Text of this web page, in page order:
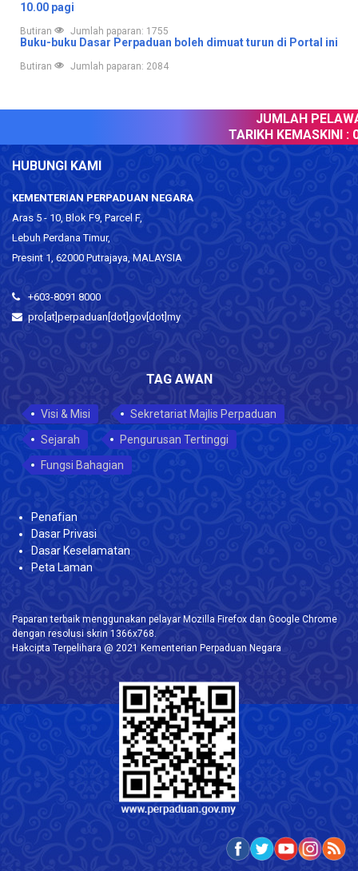
10.00 pagi
Butiran Jumlah paparan: 1755
Buku-buku Dasar Perpaduan boleh dimuat turun di Portal ini
Butiran Jumlah paparan: 2084
JUMLAH
TARIKH KEMASKINI :
HUBUNGI KAMI
KEMENTERIAN PERPADUAN NEGARA
Aras 5 - 10, Blok F9, Parcel F,
Lebuh Perdana Timur,
Presint 1, 62000 Putrajaya, MALAYSIA
+603-8091 8000
pro[at]perpaduan[dot]gov[dot]my
TAG AWAN
Visi & Misi
Sekretariat Majlis Perpaduan
Sejarah
Pengurusan Tertinggi
Fungsi Bahagian
Penafian
Dasar Privasi
Dasar Keselamatan
Peta Laman
Paparan terbaik menggunakan pelayar Mozilla Firefox dan Google Chrome
dengan resolusi skrin 1366x768.
Hakcipta Terpelihara @ 2021 Kementerian Perpaduan Negara